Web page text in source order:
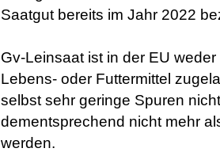
Saatgut bereits im Jahr 2022
Gv-Leinsaat ist in der EU
Lebens- oder Futtermittel
selbst sehr geringe Spuren
dementsprechend nicht mehr
werden.